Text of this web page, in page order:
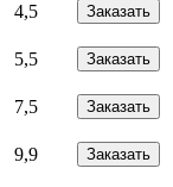
4,5 Заказать
5,5 Заказать
7,5 Заказать
9,9 Заказать